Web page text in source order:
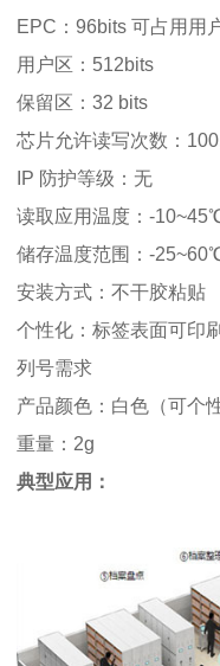
EPC：96bits 可占用用
用户区：512bits
保留区：32 bits
芯片允许读写次数：
IP 防护等级：无
读取应用温度：-
储存温度范围：-
安装方式：不干胶粘贴
个性化：标签表面可印
列号需求
产品颜色：白色（可个
重量：2g
典型应用：